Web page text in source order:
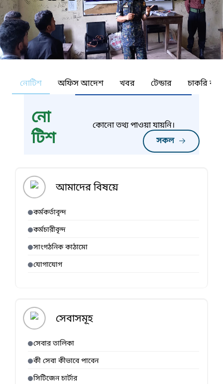
নোটিশ অফিস আদেশ খবর টেন্ডার চাকরি
নো
টিশ
সকল
কোনো তথ্য পাওয়া যায়নি।
আমাদের বিষয়ে
কর্মকর্তাবৃন্দ
কর্মচারীবৃন্দ
সাংগঠনিক কাঠামো
যোগাযোগ
সেবাসমূহ
সেবার তালিকা
কী সেবা কীভাবে পাবেন
সিটিজেন চার্টার